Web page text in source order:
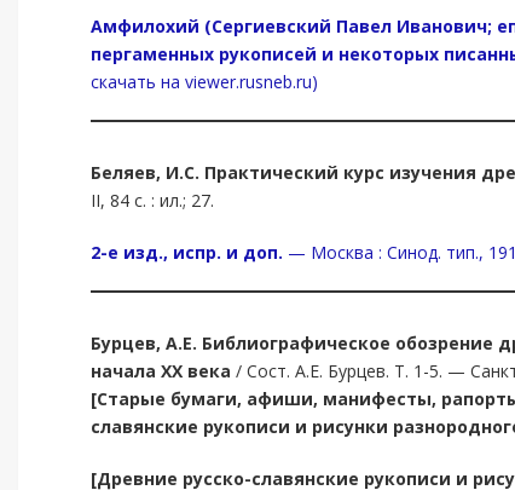
Амфилохий (Сергиевский Павел Иванович;
пергаменных рукописей и некоторых
скачать на viewer.rusneb.ru)
Беляев, И.С. Практический курс изучения
II, 84 с. : ил.; 27.
2-е изд., испр. и доп. — Москва : Синод. тип.,
Бурцев, А.Е. Библиографическое обозрение
начала XX века / Сост. А.Е. Бурцев. Т. 1-5. —
[Старые бумаги, афиши, манифесты,
славянские рукописи и рисунки
[Древние русско-славянские рукописи и